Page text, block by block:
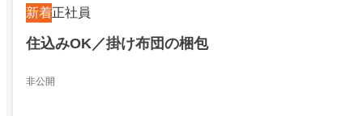
新着正社員
住込みOK／掛け布団の梱包
非公開